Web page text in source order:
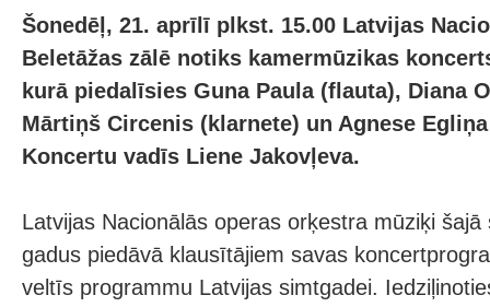
Šonedēļ, 21. aprīlī plkst. 15.00 Latvijas
Beletāžas zālē notiks kamermūzikas
kurā piedalīsies Guna Paula (flauta), Diana
Mārtiņš Circenis (klarnete) un Agnese
Koncertu vadīs Liene Jakovļeva.
Latvijas Nacionālās operas orķestra mūziķi
gadus piedāvā klausītājiem savas
veltīs programmu Latvijas simtgadei.